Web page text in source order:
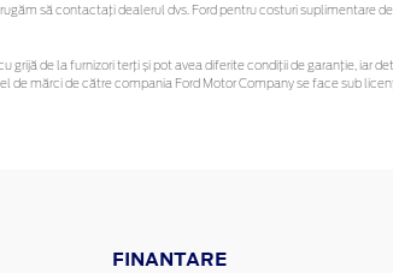
să contactaţi dealerul dvs. Ford pentru costuri
grijă de la furnizori terți și pot avea diferite condiții de garanție, iar
de mărci de către compania Ford Motor Company se face sub
FINANTARE